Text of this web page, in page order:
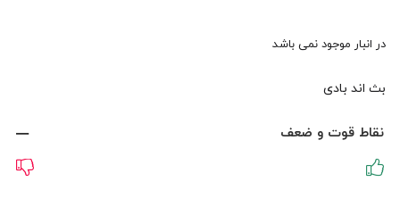
در انبار موجود نمی باشد
بث اند بادی
نقاط قوت و ضعف